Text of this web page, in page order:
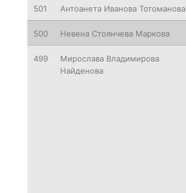
501 Антоанета Иванова Тотоманова
500 Невена Стоянчева Маркова
499
Мирослава Владимирова
Найденова